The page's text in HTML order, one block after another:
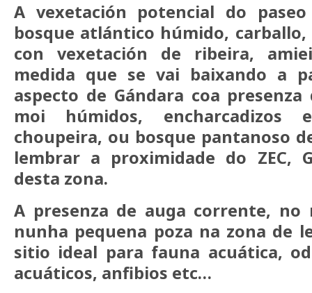
A vexetación potencial do paseo
bosque atlántico húmido,
con vexetación de ribeira,
medida que se vai baixando a
aspecto de Gándara coa
moi húmidos, encharcadizos
choupeira, ou bosque pantanoso
lembrar a proximidade do ZEC,
desta zona.
A presenza de auga corrente, no
nunha pequena poza na zona de
sitio ideal para fauna acuática,
acuáticos, anfibios etc…